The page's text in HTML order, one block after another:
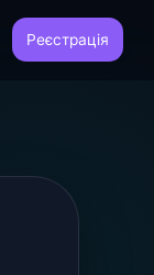
Реєстрація